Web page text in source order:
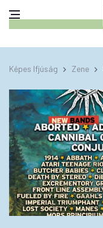
Képes Ifjúság Zene